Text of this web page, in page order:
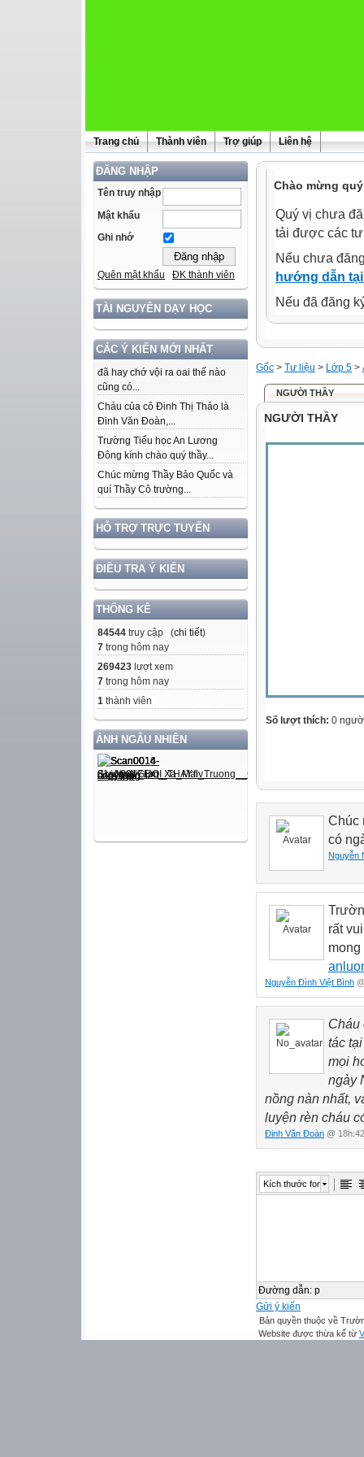
Trang chủ Thành viên Trợ giúp Liên hệ
ĐĂNG NHẬP
Tên truy nhập
Mật khẩu
Ghi nhớ
Quên mật khẩu ĐK thành viên
TÀI NGUYÊN DẠY HỌC
CÁC Ý KIẾN MỚI NHẤT
đã hay chớ vội ra oai thế nào
cũng có...
Cháu của cô Đinh Thị Thảo là
Đinh Văn Đoàn,...
Trường Tiểu học An Lương
Đông kính chào quý thầy...
Chúc mừng Thầy Bảo Quốc và
quí Thầy Cô trường...
HỖ TRỢ TRỰC TUYẾN
ĐIỀU TRA Ý KIẾN
THỐNG KÊ
84544 truy cập (chi tiết)
7 trong hôm nay
269423 lượt xem
7 trong hôm nay
1 thành viên
ẢNH NGẪU NHIÊN
Chào mừng
Quý vị chưa
tải được các
Nếu chưa
hướng dẫn
Nếu đã đăng
Gốc > Tư liệu > Lớp 5 >
NGƯỜI THẦY
NGƯỜI THẦY
Số lượt thích: 0
Chúc
có
Nguyễn
rất
Nguyễn Đình Việt Bình
Cháu
tác
mọi
ngày
nồng nàn nhất,
luyện rèn cháu
Đinh Văn Đoàn @
Kích thước font
Đường dẫn: p
Gửi ý kiến
Bản quyền thuộc về
Website được thừa kế từ